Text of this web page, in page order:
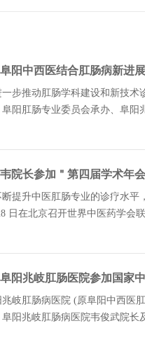
阜阳中西医结合肛肠病新进
一步推动肛肠学科建设和新技术
阜阳肛肠专业委员会承办、阜
韦院长参加＂第四届学术年
断提升中医肛肠专业的诊疗水平
日在北京召开世界中医药学会
阜阳兆岐肛肠医院参加国家
兆岐肛肠病医院 (原阜阳中西医
阜阳兆岐肛肠病医院韦俊武院